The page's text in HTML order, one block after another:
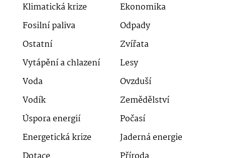
Klimatická krize
Ekonomika
Fosilní paliva
Odpady
Ostatní
Zvířata
Vytápění a chlazení
Lesy
Voda
Ovzduší
Vodík
Zemědělství
Úspora energií
Počasí
Energetická krize
Jaderná energie